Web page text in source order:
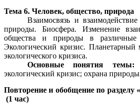
Тема 6. Человек, общество, природа
Взаимосвязь и
природы. Биосфера. Изменение
общества и природы в различные
Экологический кризис. Планетарный
экологического кризиса.
Основные понятия темы:
экологический кризис; охрана
Повторение и обобщение по разделу
(1 час)